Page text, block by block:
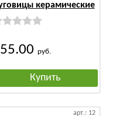
керамические
руб.
Купить
арт.: 12